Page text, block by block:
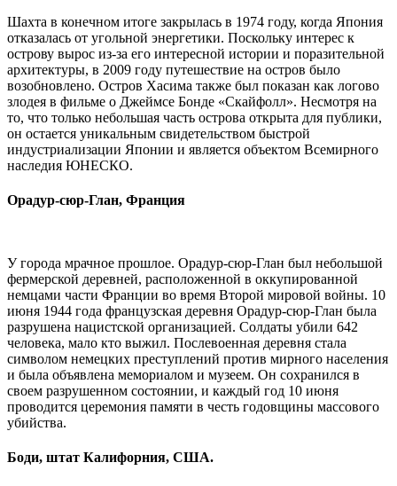
Шахта в конечном итоге закрылась в 1974 году, когда Япония
отказалась от угольной энергетики. Поскольку интерес к
острову вырос из-за его интересной истории и поразительной
архитектуры, в 2009 году путешествие на остров было
возобновлено. Остров Хасима также был показан как логово
злодея в фильме о Джеймсе Бонде «Скайфолл». Несмотря на
то, что только небольшая часть острова открыта для публики,
он остается уникальным свидетельством быстрой
индустриализации Японии и является объектом Всемирного
наследия ЮНЕСКО.
Орадур-сюр-Глан, Франция
У города мрачное прошлое. Орадур-сюр-Глан был небольшой
фермерской деревней, расположенной в оккупированной
немцами части Франции во время Второй мировой войны. 10
июня 1944 года французская деревня Орадур-сюр-Глан была
разрушена нацистской организацией. Солдаты убили 642
человека, мало кто выжил. Послевоенная деревня стала
символом немецких преступлений против мирного населения
и была объявлена ​​мемориалом и музеем. Он сохранился в
своем разрушенном состоянии, и каждый год 10 июня
проводится церемония памяти в честь годовщины массового
убийства.
Боди, штат Калифорния, США.